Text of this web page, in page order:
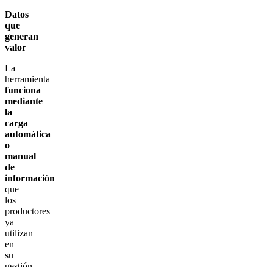
Datos
que
generan
valor
La
herramienta
funciona
mediante
la
carga
automática
o
manual
de
información
que
los
productores
ya
utilizan
en
su